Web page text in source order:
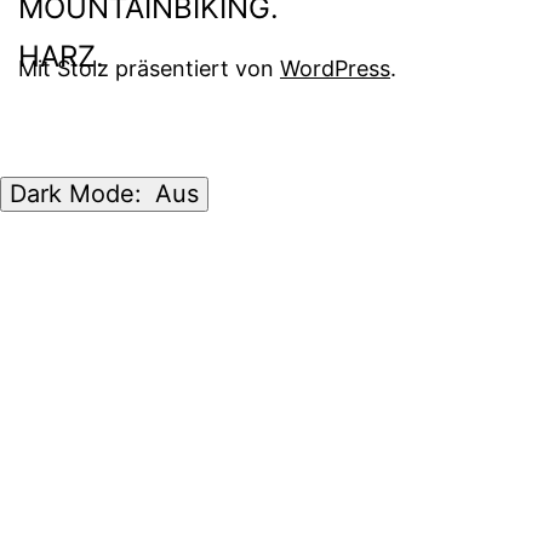
Mit Stolz präsentiert von WordPress.
Dark Mode: